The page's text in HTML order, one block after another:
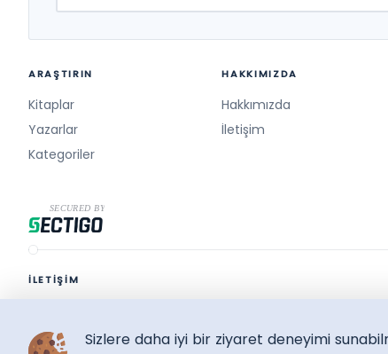
ARAŞTIRIN
Kitaplar
Yazarlar
Kategoriler
HAKKIMIZDA
Hakkımızda
İletişim
İLETİŞİM
Sizlere daha iyi bir ziyaret deneyimi